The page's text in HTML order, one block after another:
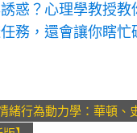
惑？心理學教授
務，還會讓你瞎
緒行為動力學：華頓